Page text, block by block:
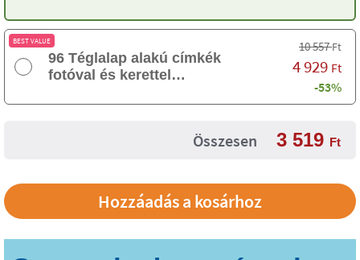
BEST VALUE
96 Téglalap alakú címkék
fotóval és kerettel
10 557Ft
4 929 Ft
-53%
Összesen 3 519 Ft